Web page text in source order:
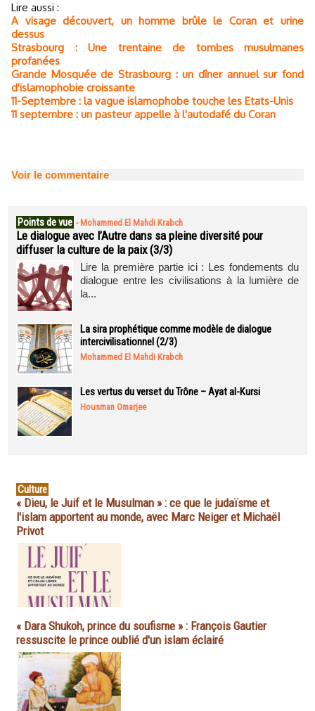
Lire aussi :
A visage découvert, un homme brûle le Coran et urine
dessus
Strasbourg : Une trentaine de tombes musulmanes
profanées
Grande Mosquée de Strasbourg : un dîner annuel sur fond
d'islamophobie croissante
11-Septembre : la vague islamophobe touche les Etats-Unis
11 septembre : un pasteur appelle à l'autodafé du Coran
Voir le commentaire
Points de vue - Mohammed El Mahdi Krabch
Le dialogue avec l’Autre dans sa pleine diversité pour
diffuser la culture de la paix (3/3)
Lire la première partie ici : Les fondements du
dialogue entre les civilisations à la lumière de
la...
La sira prophétique comme modèle de dialogue
intercivilisationnel (2/3)
Mohammed El Mahdi Krabch
Les vertus du verset du Trône – Ayat al-Kursi
Housman Omarjee
Culture
« Dieu, le Juif et le Musulman » : ce que le judaïsme et
l'islam apportent au monde, avec Marc Neiger et Michaël
Privot
« Dara Shukoh, prince du soufisme » : François Gautier
ressuscite le prince oublié d'un islam éclairé